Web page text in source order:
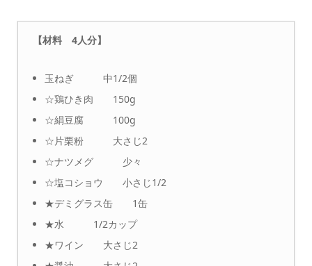
【材料 4人分】
玉ねぎ 中1/2個
☆鶏ひき肉 150g
☆絹豆腐 100g
☆片栗粉 大さじ2
☆ナツメグ 少々
☆塩コショウ 小さじ1/2
★デミグラス缶 1缶
★水 1/2カップ
★ワイン 大さじ2